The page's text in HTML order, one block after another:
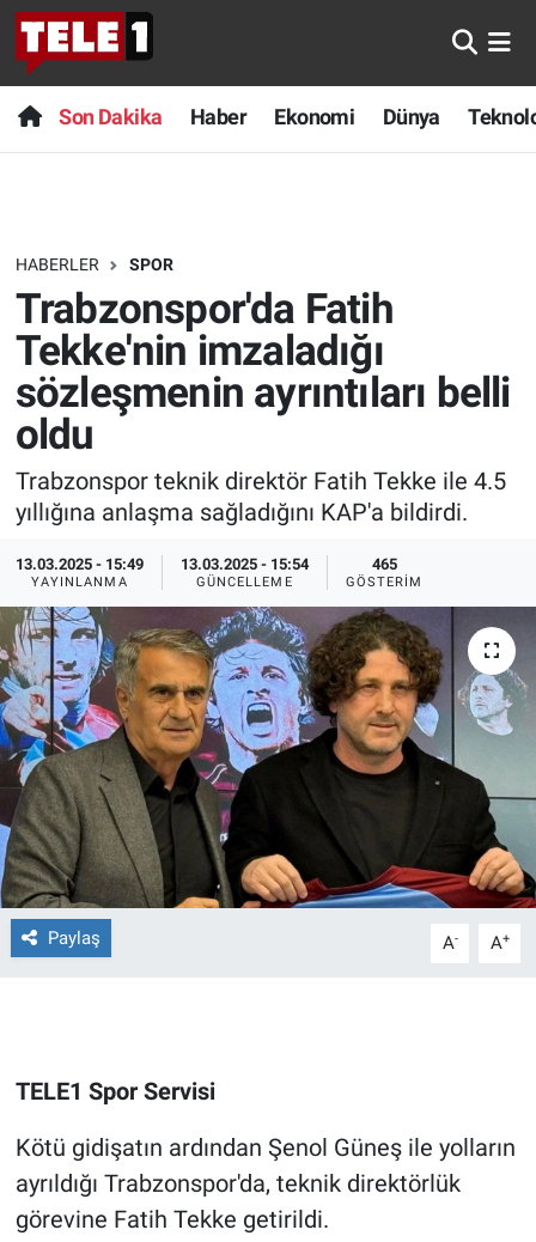
Son Dakika Haber Ekonomi Dünya
HABERLER SPOR
Trabzonspor'da Fatih
Tekke'nin imzaladığı
sözleşmenin ayrıntıları belli
oldu
Trabzonspor teknik direktör Fatih Tekke ile 4.5
yıllığına anlaşma sağladığını KAP'a bildirdi.
13.03.2025 - 15:49
YAYINLANMA
13.03.2025 - 15:54
GÜNCELLEME
465
GÖSTERIM
Paylaş A- A+
TELE1 Spor Servisi
Kötü gidişatın ardından Şenol Güneş ile yolların
ayrıldığı Trabzonspor'da, teknik direktörlük
görevine Fatih Tekke getirildi.
Anında Manşet
Başka Sohbetler
Bilim turu
Bilim ve Teknoloji Evreni
Doğa Konuşuyor
Dünya
Ege Saati
Ege'den Esintiler
Eğitim
Eğlence
Ekonomi
Forum
Gerçeğin İzinde
Gün Başlıyor
Günün görüntüsü
Son Dakika
Haber
Dünya
Teknoloji
Sağlık
Spor
Yayın Akışı
İletişim
Nöbetçi Eczaneler
Hava Durumu
Trafik Durumu
Süper Lig Puan Durumu ve Fikstür
Tüm Manşetler
Son Dakika Haberleri
Haber Arşivi